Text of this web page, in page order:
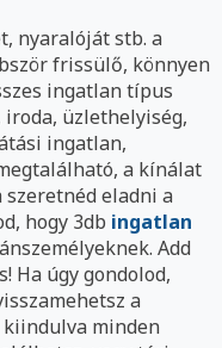
nyaralóját stb. a
frissülő, könnyen
ingatlan típus
iroda, üzlethelyiség,
ingatlan,
a kínálat
szeretnéd eladni a
hogy 3db ingatlan
Add
Ha úgy gondolod,
a
kiindulva minden